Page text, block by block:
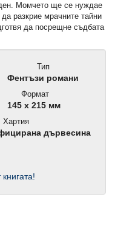
Момчето ще се нуждае
разкрие мрачните тайни
да посрещне съдбата
Тип
Фентъзи романи
Формат
145 x 215 мм
Хартия
дървесина